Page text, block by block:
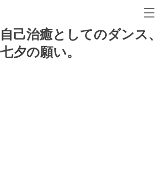
自己治癒としてのダンス、
七夕の願い。